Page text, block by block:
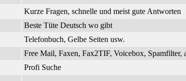
Kurze Fragen, schnelle und meist gute Antworten
Beste Tüte Deutsch wo gibt
Telefonbuch, Gelbe Seiten usw.
Free Mail, Faxen, Fax2TIF, Voicebox,
Profi Suche